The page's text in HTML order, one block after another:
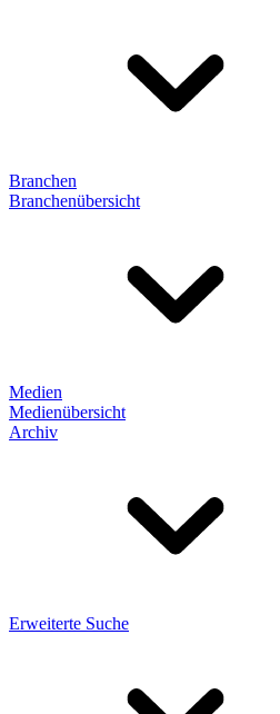
Branchen
Branchenübersicht
Medien
Medienübersicht
Archiv
Erweiterte Suche